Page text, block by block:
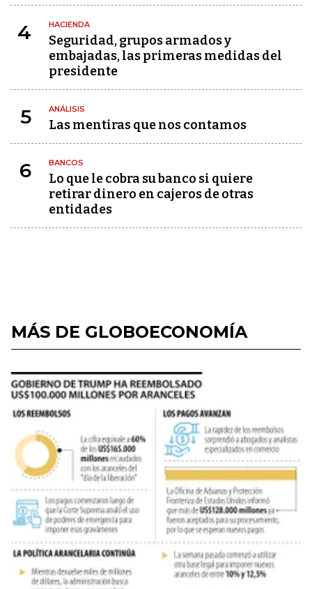
4 HACIENDA
Seguridad, grupos armados y
embajadas, las primeras medidas del
presidente
5 ANÁLISIS
Las mentiras que nos contamos
6 BANCOS
Lo que le cobra su banco si quiere
retirar dinero en cajeros de otras
entidades
MÁS DE GLOBOECONOMÍA